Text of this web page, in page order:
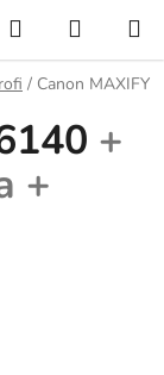
Hledat
KOŠÍK
/ Canon MAXIFY
+
+